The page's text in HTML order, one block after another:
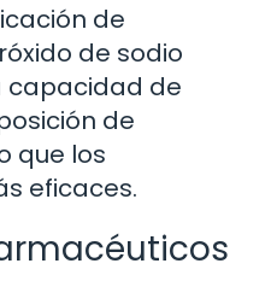
de
de sodio
capacidad de
de
que los
eficaces.